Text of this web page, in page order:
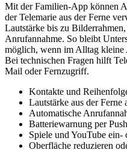
Mit der Familien-App können
der Telemarie aus der Ferne
Lautstärke bis zu
Anrufannahme. So bleibt
möglich, wenn im Alltag kleine
Bei technischen Fragen hilft
Mail oder Fernzugriff.
Kontakte und
Lautstärke aus der Ferne
Automatische
Batteriewarnung per
Spiele und YouTube ein-
Oberfläche reduzieren